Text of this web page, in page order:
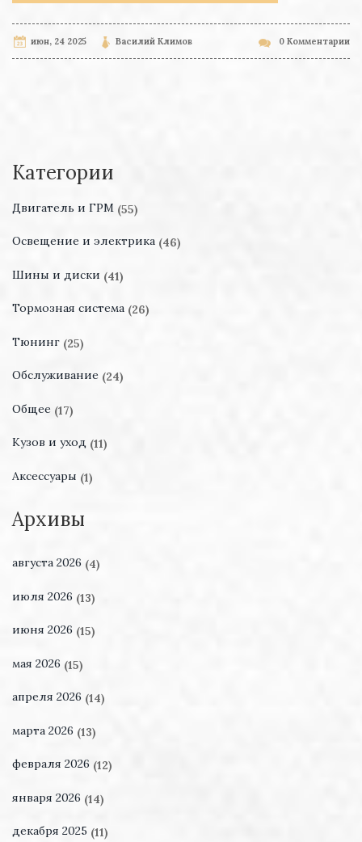
июн, 24 2025 Василий Климов 0 Комментарии
Категории
Двигатель и ГРМ (55)
Освещение и электрика (46)
Шины и диски (41)
Тормозная система (26)
Тюнинг (25)
Обслуживание (24)
Общее (17)
Кузов и уход (11)
Аксессуары (1)
Архивы
августа 2026 (4)
июля 2026 (13)
июня 2026 (15)
мая 2026 (15)
апреля 2026 (14)
марта 2026 (13)
февраля 2026 (12)
января 2026 (14)
декабря 2025 (11)